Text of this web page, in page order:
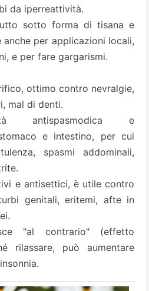
da iperreattività.
sotto forma di tisana e
anche per applicazioni locali,
e per fare gargarismi.
ottimo contro nevralgie,
mal di denti.
antispasmodica e
e intestino, per cui
spasmi addominali,
e antisettici, è utile contro
genitali, eritemi, afte in
"al contrario" (effetto
rilassare, può aumentare